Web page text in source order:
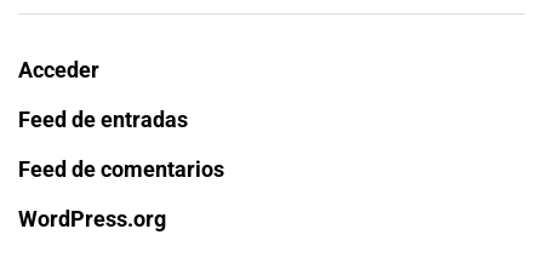
Acceder
Feed de entradas
Feed de comentarios
WordPress.org